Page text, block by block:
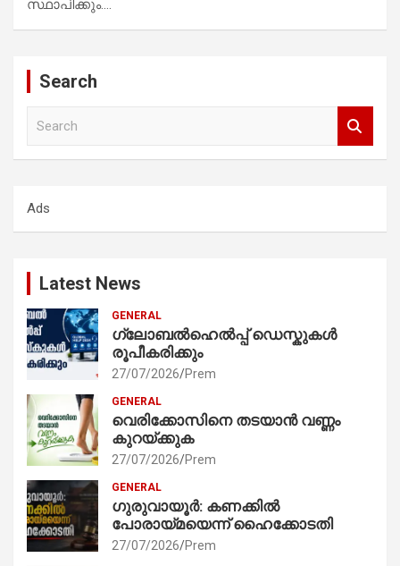
സ്ഥാപിക്കും.…
Search
h
Ads
Latest News
GENERAL
ഗ്ലോബൽഹെൽപ്പ് ഡെസ്കുകൾ
രൂപീകരിക്കും
27/07/2026 Prem
GENERAL
വെരിക്കോസിനെ തടയാൻ വണ്ണം
കുറയ്ക്കുക
27/07/2026 Prem
GENERAL
ഗുരുവായൂർ: കണക്കിൽ
പോരായ്മയെന്ന് ഹൈക്കോടതി
27/07/2026 Prem